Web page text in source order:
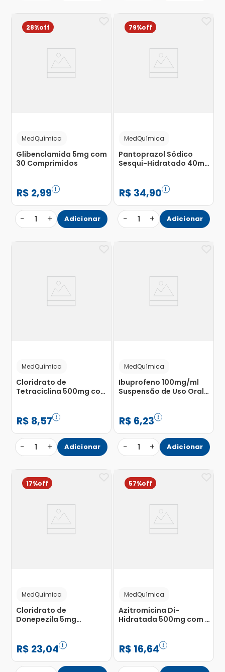
28%
MedQuímica
Glibenclamida 5mg com
30 Comprimidos
R$ 2,99
− 1 + Adicionar
79%
MedQuímica
Pantoprazol Sódico
Sesqui-Hidratado 40mg
R$ 34,90
− 1 + Adicionar
MedQuímica
Cloridrato de
Tetraciclina 500mg com
R$ 8,57
− 1 + Adicionar
MedQuímica
Ibuprofeno 100mg/ml
Suspensão de Uso Oral
R$ 6,23
− 1 + Adicionar
17%
MedQuímica
Cloridrato de
Donepezila 5mg
Revestidos
R$ 23,04
57%
MedQuímica
Azitromicina Di-
Hidratada 500mg com 5
R$ 16,64